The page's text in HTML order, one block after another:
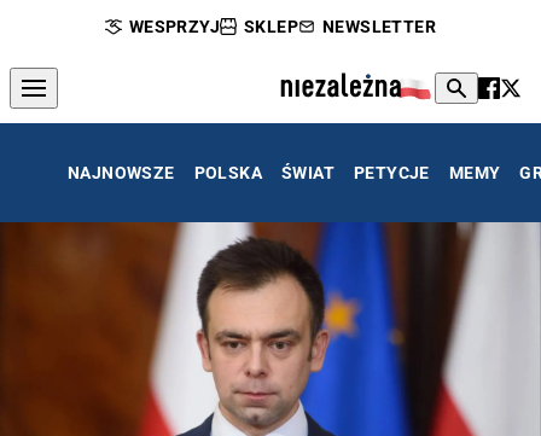
WESPRZYJ SKLEP NEWSLETTER
NAJNOWSZE POLSKA ŚWIAT PETYCJE MEMY